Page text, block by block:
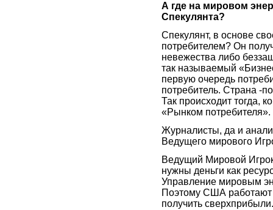
А где на мировом
Спекулянта?
Спекулянт, в основе
потребителем? Он
невежества либо
так называемый
первую очередь
потребитель. Страна -
Так происходит тогда,
«Рынком потребителя».
Журналисты, да и
Ведущего мирового
Ведущий Мировой
нужны деньги как
Управление мировым
Поэтому США работают
получить сверхприбыли.